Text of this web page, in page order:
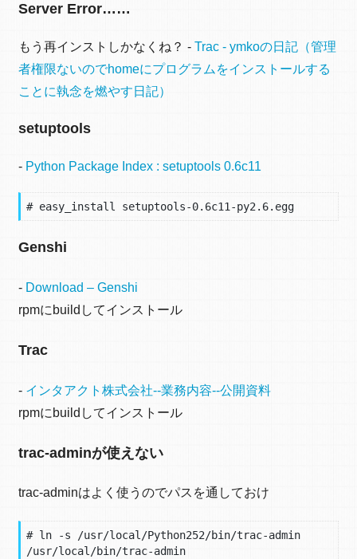
Server Error……
もう再インストしかなくね？ - Trac - ymkoの日記（管理
者権限ないのでhomeにプログラムをインストールする
ことに執念を燃やす日記）
setuptools
- Python Package Index : setuptools 0.6c11
# easy_install setuptools-0.6c11-py2.6.egg
Genshi
- Download – Genshi
rpmにbuildしてインストール
Trac
- インタアクト株式会社--業務内容--公開資料
rpmにbuildしてインストール
trac-adminが使えない
trac-adminはよく使うのでパスを通しておけ
# ln -s /usr/local/Python252/bin/trac-admin
/usr/local/bin/trac-admin